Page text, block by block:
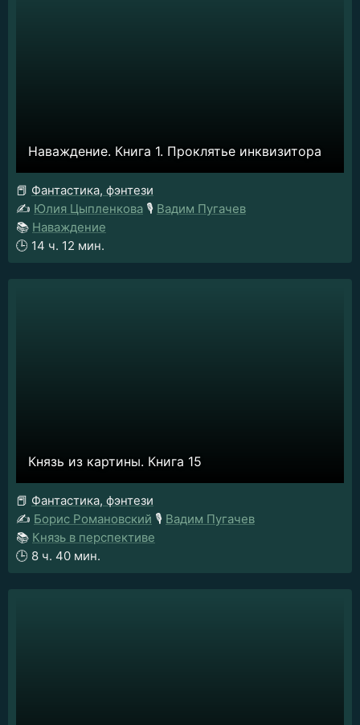
Наваждение. Книга 1. Проклятье инквизитора
📕 Фантастика, фэнтези
✍️ Юлия Цыпленкова 🎙️ Вадим Пугачев
📚 Наваждение
🕒 14 ч. 12 мин.
Князь из картины. Книга 15
📕 Фантастика, фэнтези
✍️ Борис Романовский 🎙️ Вадим Пугачев
📚 Князь в перспективе
🕒 8 ч. 40 мин.